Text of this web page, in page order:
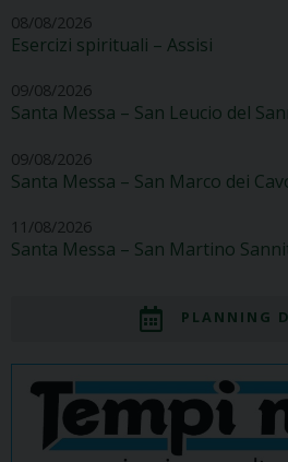
08/08/2026
Esercizi spirituali – Assisi
09/08/2026
Santa Messa – San Leucio del
09/08/2026
Santa Messa – San Marco dei
11/08/2026
Santa Messa – San Martino
PLANNING